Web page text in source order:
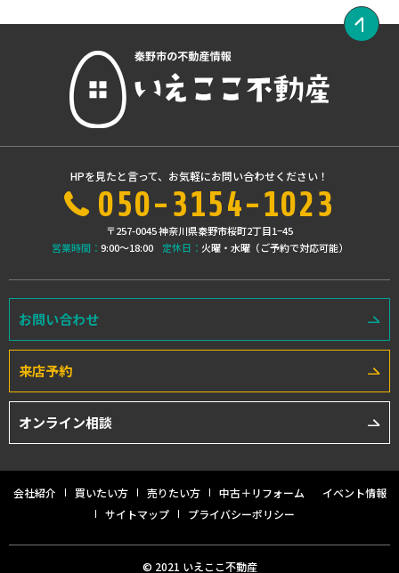
HPを見たと言って、お気軽にお問い合わせください！
050-3154-1023
〒257-0045 神奈川県秦野市桜町2丁目1−45
営業時間： 9:00〜18:00 定休日： 火曜・水曜（ご予約で対応可能）
お問い合わせ
来店予約
オンライン相談
会社紹介 買いたい方 売りたい方 中古＋リフォーム
イベント情報
サイトマップ
プライバシーポリシー
© 2021 いえここ不動産